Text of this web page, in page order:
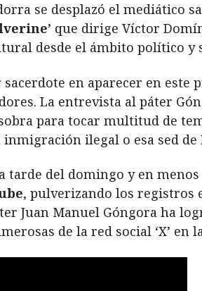
se desplazó el mediático
que dirige Víctor
desde el ámbito político y
en aparecer en
La entrevista al páter
para tocar multitud de
ilegal o esa sed
tarde del domingo y en
, pulverizando los registros
Juan Manuel Góngora ha
de la red social ‘X’